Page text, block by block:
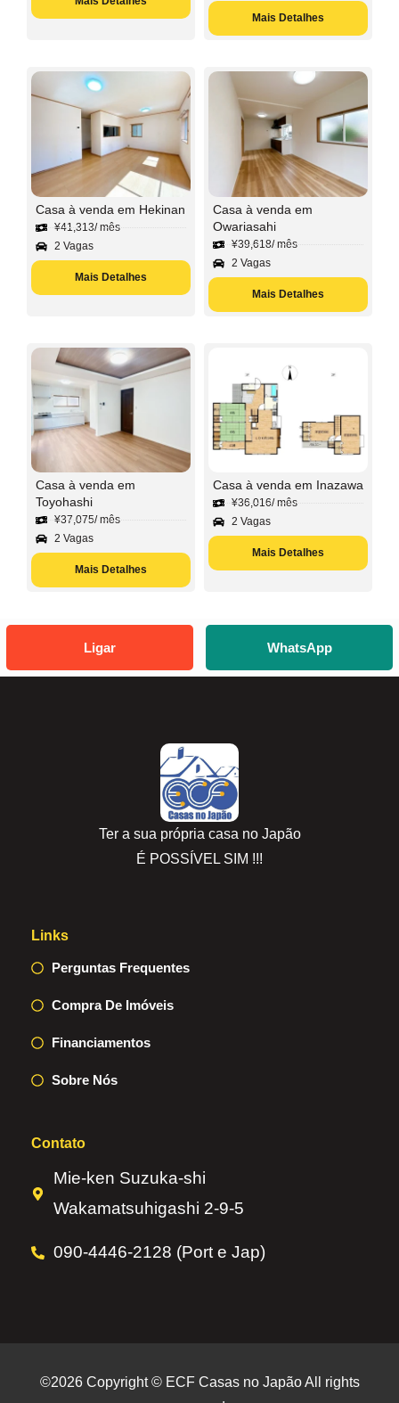
Mais Detalhes
Casa à venda em Hekinan
¥41,313/ mês
2 Vagas
Mais Detalhes
Casa à venda em
Owariasahi
¥39,618/ mês
2 Vagas
Mais Detalhes
Casa à venda em
Toyohashi
¥37,075/ mês
2 Vagas
Mais Detalhes
Casa à venda em Inazawa
¥36,016/ mês
2 Vagas
Mais Detalhes
Ligar WhatsApp
Ter a sua própria casa no Japão
É POSSÍVEL SIM !!!
Links
Perguntas Frequentes
Compra De Imóveis
Financiamentos
Sobre Nós
Contato
Mie-ken Suzuka-shi
Wakamatsuhigashi 2-9-5
090-4446-2128 (Port e Jap)
©2026 Copyright © ECF Casas no Japão All rights